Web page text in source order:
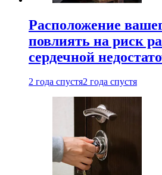
Расположение
повлиять на риск
сердечной
2 года спустя2 года спустя